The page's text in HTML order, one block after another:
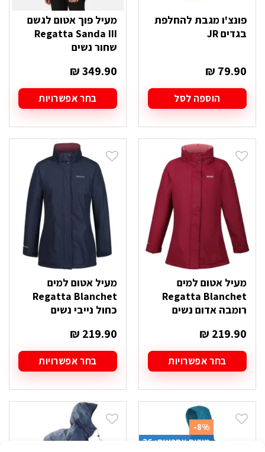
פונצ'ו מגבת להחלפת
בגדים JR
₪ 79.90
הוספה לסל
מעיל פוך אטום לגשם
Regatta Sanda III
שחור נשים
₪349.90
בחר אפשרויות
זה
יש
סוגים.
לבחור
את
האפשרויות
בעמוד
המוצר
מעיל אטום למים
Regatta Blanchet
רומבה אדום נשים
₪ 219.90
בחר אפשרויות
זה
יש
סוגים.
מעיל אטום למים
Regatta Blanchet
כחול נייבי נשים
₪ 219.90
בחר אפשרויות
זה
יש
מספר
סוגים.
לבחור
-8%
מידות אחרונות: 36